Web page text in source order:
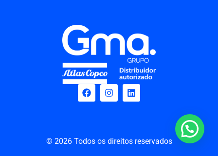
© 2026 Todos os direitos reservados